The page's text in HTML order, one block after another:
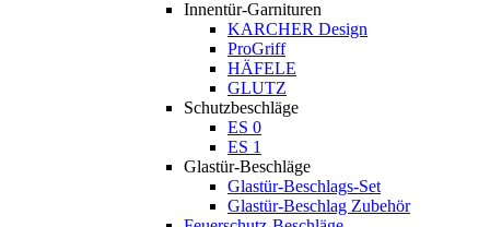
Innentür-Garnituren
KARCHER Design
ProGriff
HÄFELE
GLUTZ
Schutzbeschläge
ES 0
ES 1
Glastür-Beschläge
Glastür-Beschlags-Set
Glastür-Beschlag Zubehör